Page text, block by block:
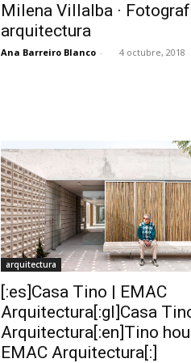
Milena Villalba ·
arquitectura
Ana Barreiro Blanco - 4 octubre, 2018
arquitectura
[:es]Casa Tino | EMAC
Arquitectura[:gl]Casa
Arquitectura[:en]Tino
EMAC Arquitectura[:]